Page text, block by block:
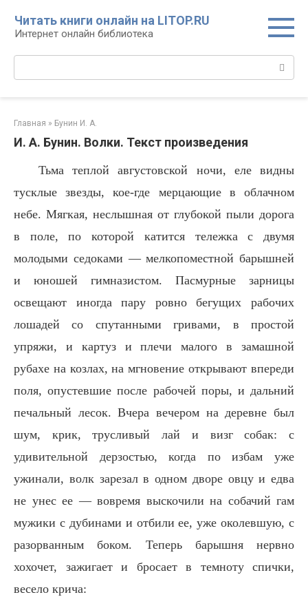
контенту
Читать книги онлайн на LITOP.RU
Интернет онлайн библиотека
Главная » Бунин И. А.
И. А. Бунин. Волки. Текст произведения
Тьма теплой августовской ночи, еле видны
тусклые звезды, кое-где мерцающие в облачном
небе. Мягкая, неслышная от глубокой пыли дорога
в поле, по которой катится тележка с двумя
молодыми седоками — мелкопоместной барышней
и юношей гимназистом. Пасмурные зарницы
освещают иногда пару ровно бегущих рабочих
лошадей со спутанными гривами, в простой
упряжи, и картуз и плечи малого в замашной
рубахе на козлах, на мгновение открывают впереди
поля, опустевшие после рабочей поры, и дальний
печальный лесок. Вчера вечером на деревне был
шум, крик, трусливый лай и визг собак: с
удивительной дерзостью, когда по избам уже
ужинали, волк зарезал в одном дворе овцу и едва
не унес ее — вовремя выскочили на собачий гам
мужики с дубинами и отбили ее, уже околевшую, с
разорванным боком. Теперь барышня нервно
хохочет, зажигает и бросает в темноту спички,
весело крича: